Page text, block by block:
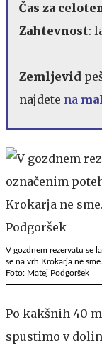
Čas za
Zahtevnost:
Zemljevid
najdete na
V gozdnem rezervatu se
se na vrh Krokarja ne
Foto: Matej Podgoršek
Po kakšnih 40
spustimo v